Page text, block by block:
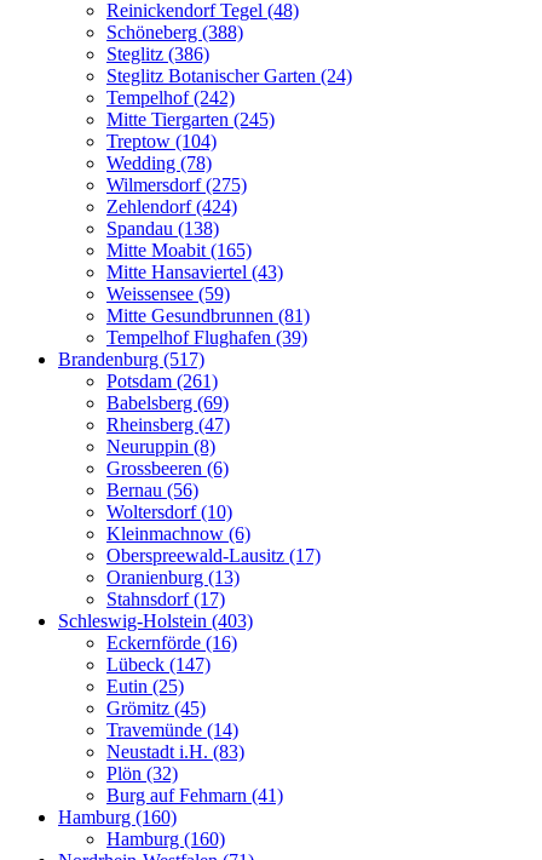
Reinickendorf Tegel (48)
Schöneberg (388)
Steglitz (386)
Steglitz Botanischer Garten (24)
Tempelhof (242)
Mitte Tiergarten (245)
Treptow (104)
Wedding (78)
Wilmersdorf (275)
Zehlendorf (424)
Spandau (138)
Mitte Moabit (165)
Mitte Hansaviertel (43)
Weissensee (59)
Mitte Gesundbrunnen (81)
Tempelhof Flughafen (39)
Brandenburg (517)
Potsdam (261)
Babelsberg (69)
Rheinsberg (47)
Neuruppin (8)
Grossbeeren (6)
Bernau (56)
Woltersdorf (10)
Kleinmachnow (6)
Oberspreewald-Lausitz (17)
Oranienburg (13)
Stahnsdorf (17)
Schleswig-Holstein (403)
Eckernförde (16)
Lübeck (147)
Eutin (25)
Grömitz (45)
Travemünde (14)
Neustadt i.H. (83)
Plön (32)
Burg auf Fehmarn (41)
Hamburg (160)
Hamburg (160)